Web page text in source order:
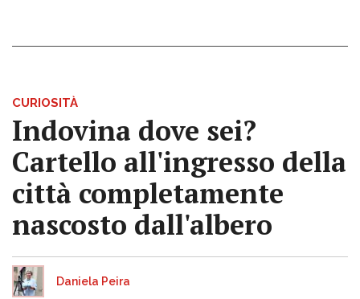
CURIOSITÀ
Indovina dove sei?
Cartello all'ingresso della
città completamente
nascosto dall'albero
Daniela Peira